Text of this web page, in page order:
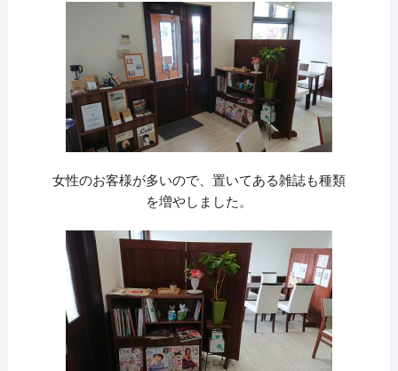
女性のお客様が多いので、置いてある雑誌も種類
を増やしました。